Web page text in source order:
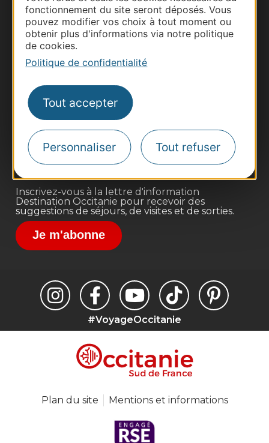
fonctionnement du site seront déposés. Vous
pouvez modifier vos choix à tout moment ou
obtenir plus d'informations via notre politique
de cookies.
Politique de confidentialité
Tout accepter
Personnaliser Tout refuser
Business/Mice
Pros d'Occitanie
Site presse et d'influence
Voyagistes
Destination Sport
Inscrivez-vous à la lettre d'information
Destination Occitanie pour recevoir des
suggestions de séjours, de visites et de sorties.
Je m'abonne
#VoyageOccitanie
Plan du site Mentions et informations